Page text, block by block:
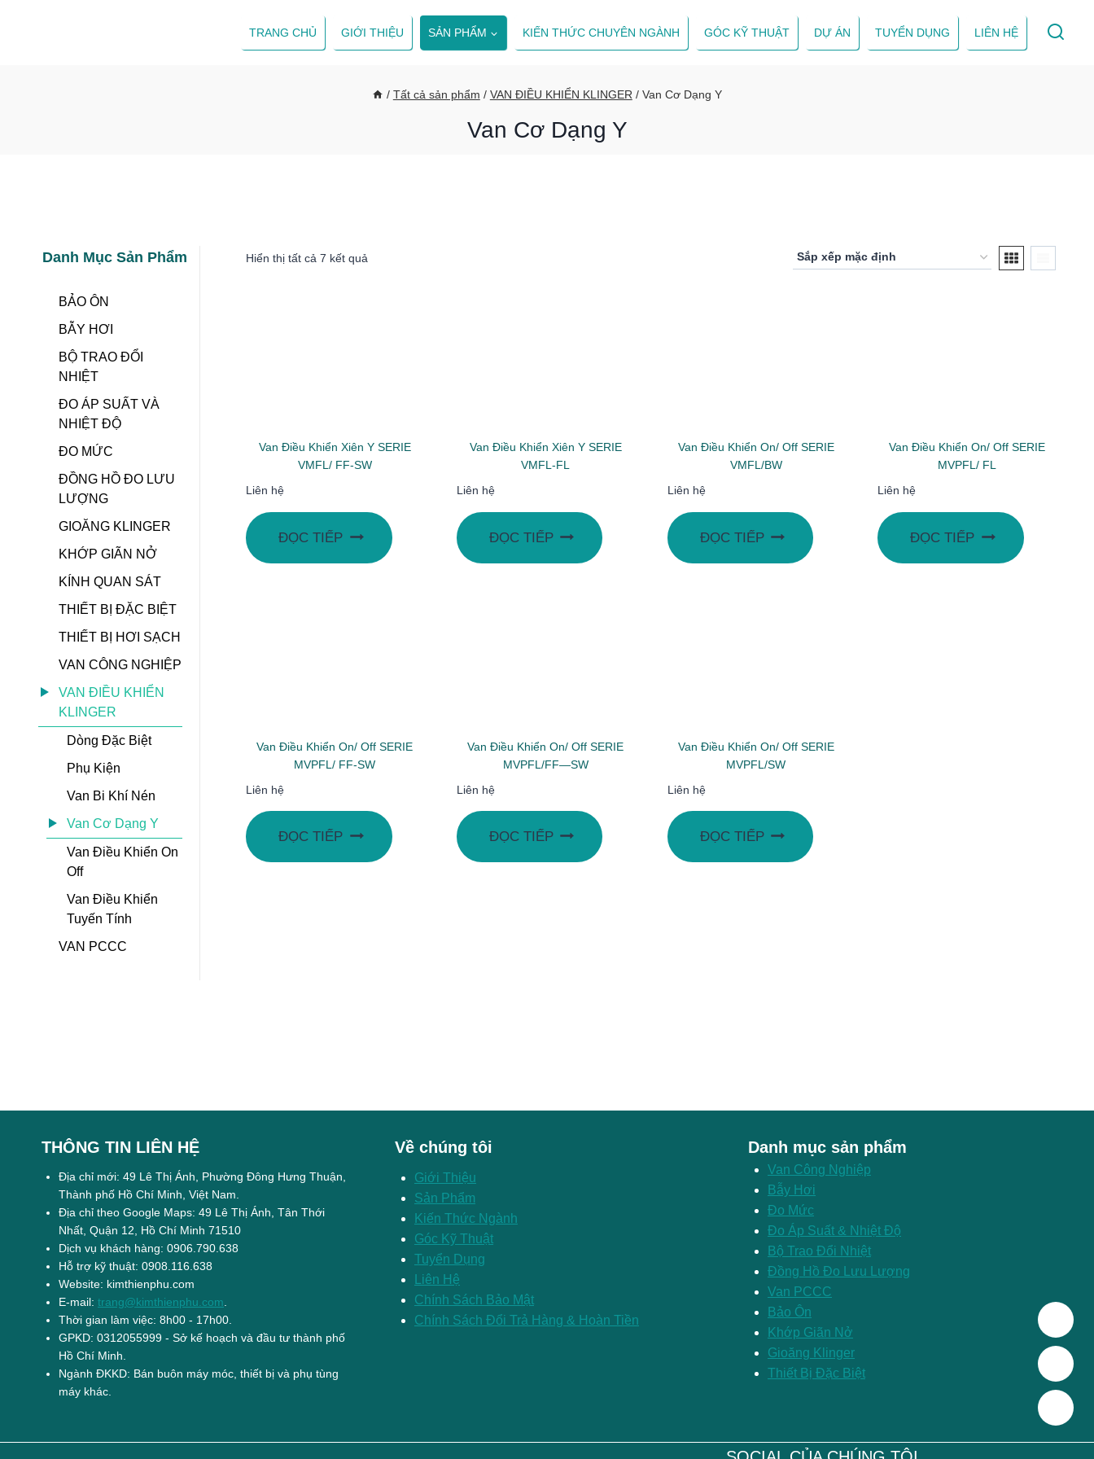
TRANG CHỦ GIỚI THIỆU SẢN PHẨM KIẾN THỨC CHUYÊN NGÀNH GÓC KỸ THUẬT DỰ ÁN TUYỂN DỤNG LIÊN HỆ
/ Tất cả sản phẩm / VAN ĐIỀU KHIỂN KLINGER / Van Cơ Dạng Y
Van Cơ Dạng Y
Hiển thị tất cả 7 kết quả
Van Điều Khiển Xiên Y SERIE
VMFL/ FF-SW
Liên hệ
ĐỌC TIẾP
Van Điều Khiển Xiên Y SERIE
VMFL-FL
Liên hệ
ĐỌC TIẾP
Van Điều Khiển On/ Off SERIE
VMFL/BW
Liên hệ
ĐỌC TIẾP
Van Điều Khiển On/ Off SERIE
MVPFL/ FL
Liên hệ
ĐỌC TIẾP
Van Điều Khiển On/ Off SERIE
MVPFL/ FF-SW
Liên hệ
ĐỌC TIẾP
Van Điều Khiển On/ Off SERIE
MVPFL/FF—SW
Liên hệ
ĐỌC TIẾP
Van Điều Khiển On/ Off SERIE
MVPFL/SW
Liên hệ
ĐỌC TIẾP
Danh Mục Sản Phẩm
BẢO ÔN
BẪY HƠI
BỘ TRAO ĐỔI
NHIỆT
ĐO ÁP SUẤT VÀ
NHIỆT ĐỘ
ĐO MỨC
ĐỒNG HỒ ĐO LƯU
LƯỢNG
GIOĂNG KLINGER
KHỚP GIÃN NỞ
KÍNH QUAN SÁT
THIẾT BỊ ĐẶC BIỆT
THIẾT BỊ HƠI SẠCH
VAN CÔNG NGHIỆP
VAN ĐIỀU KHIỂN
KLINGER
Dòng Đặc Biệt
Phụ Kiện
Van Bi Khí Nén
Van Cơ Dạng Y
Van Điều Khiển On
Off
Van Điều Khiển
Tuyến Tính
VAN PCCC
THÔNG TIN LIÊN HỆ
Địa chỉ mới: 49 Lê Thị Ánh, Phường Đông Hưng Thuận,
Thành phố Hồ Chí Minh, Việt Nam.
Địa chỉ theo Google Maps: 49 Lê Thị Ánh, Tân Thới
Nhất, Quận 12, Hồ Chí Minh 71510
Dịch vụ khách hàng: 0906.790.638
Hỗ trợ kỹ thuật: 0908.116.638
Website: kimthienphu.com
E-mail: trang@kimthienphu.com
Thời gian làm việc: 8h00 - 17h00.
GPKD: 0312055999 - Sở kế hoạch và đầu tư thành phố
Hồ Chí Minh.
Ngành ĐKKD: Bán buôn máy móc, thiết bị và phụ tùng
máy khác.
Về chúng tôi
Giới Thiệu
Sản Phẩm
Kiến Thức Ngành
Góc Kỹ Thuật
Tuyển Dụng
Liên Hệ
Chính Sách Bảo Mật
Chính Sách Đổi Trả Hàng & Hoàn Tiền
Danh mục sản phẩm
Van Công Nghiệp
Bẫy Hơi
Đo Mức
Đo Áp Suất & Nhiệt Độ
Bộ Trao Đổi Nhiệt
Đồng Hồ Đo Lưu Lượng
Van PCCC
Bảo Ôn
Khớp Giãn Nở
Gioăng Klinger
Thiết Bị Đặc Biệt